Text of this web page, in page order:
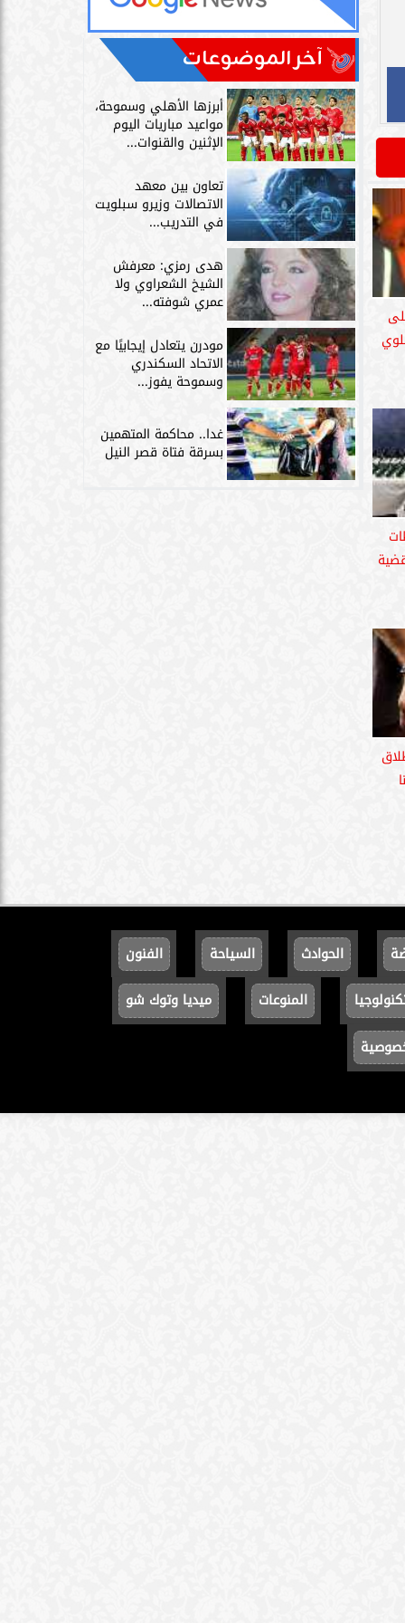
سلاحا ناريا و18 قضية
آخر الموضوعات
أبرزها الأهلي وسموحة،
مواعيد مباريات اليوم
الإثنين والقنوات...
تعاون بين معهد
الاتصالات وزيرو سبلويت
في التدريب...
هدى رمزي: معرفش
الشيخ الشعراوي ولا
عمري شوفته...
مودرن يتعادل إيجابيًا مع
الاتحاد السكندري
وسموحة يفوز...
غدا.. محاكمة المتهمين
بسرقة فتاة قصر النيل
الحوادث السياحة
الفنون
المنوعات
ميديا وتوك شو